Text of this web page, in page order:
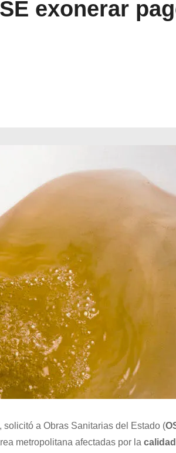
exonerar
, solicitó a Obras Sanitarias del Estado (
metropolitana afectadas por la